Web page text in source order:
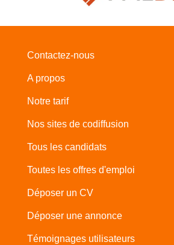
Contactez-nous
A propos
Notre tarif
Nos sites de codiffusion
Tous les candidats
Toutes les offres d'emploi
Déposer un CV
Déposer une annonce
Témoignages utilisateurs